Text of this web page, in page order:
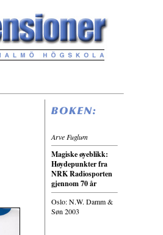
Arve Fuglum
Magiske øyeblikk:
Høydepunkter fra
NRK Radiosporten
gjennom 70 år
Oslo: N.W. Damm &
Søn 2003